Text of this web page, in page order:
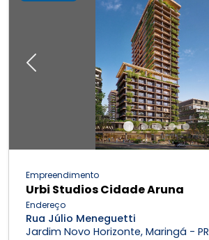
Previous
Empreendimento
Urbi Studios Cidade Aruna
Endereço
Rua Júlio Meneguetti
Jardim Novo Horizonte, Maringá - PR